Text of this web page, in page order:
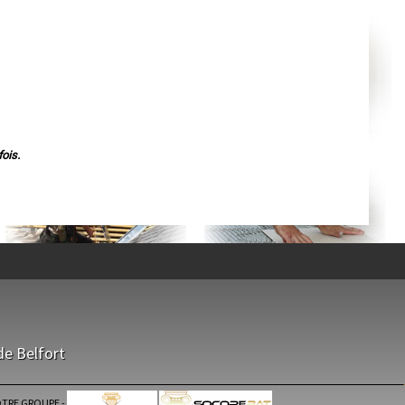
Pau
Tarbes
Le Havre
Belfort